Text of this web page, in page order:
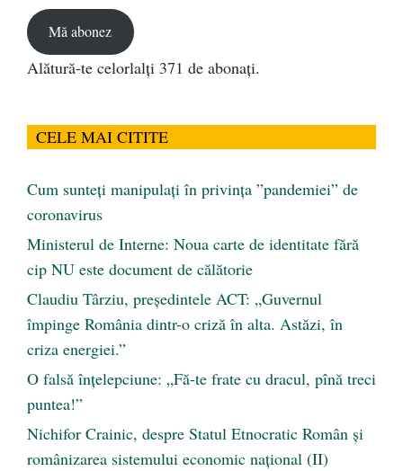
Mă abonez
Alătură-te celorlalți 371 de abonați.
CELE MAI CITITE
Cum sunteți manipulați în privința ”pandemiei” de
coronavirus
Ministerul de Interne: Noua carte de identitate fără
cip NU este document de călătorie
Claudiu Târziu, președintele ACT: „Guvernul
împinge România dintr-o criză în alta. Astăzi, în
criza energiei.”
O falsă înțelepciune: „Fă-te frate cu dracul, pînă treci
puntea!”
Nichifor Crainic, despre Statul Etnocratic Român şi
românizarea sistemului economic naţional (II)